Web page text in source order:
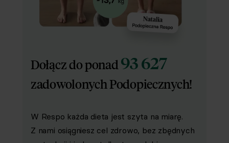
Dołącz do ponad93 627
zadowolonych Podopiecznych!
W Respo każda dieta jest szyta na miarę.
Z nami osiągniesz cel zdrowo, bez zbędnych